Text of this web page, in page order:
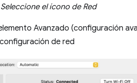
Seleccione el ícono de Red
Avanzado (configuración
de red